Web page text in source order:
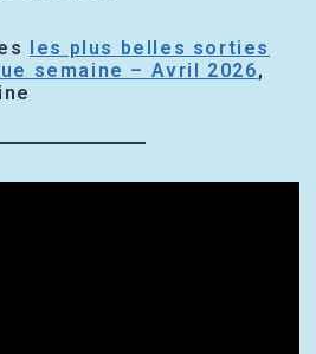
les plus belles sorties
semaine – Avril 2026,